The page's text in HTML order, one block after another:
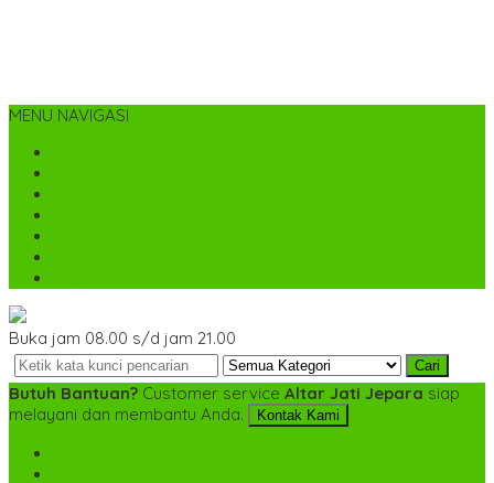
MENU NAVIGASI
Buka jam 08.00 s/d jam 21.00
Cari
Butuh Bantuan? Customer service Altar Jati Jepara siap
melayani dan membantu Anda.
Kontak Kami